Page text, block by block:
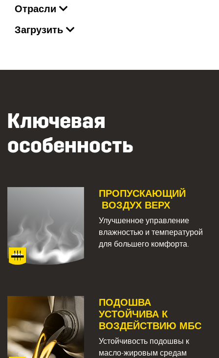
Отрасли
Загрузить
Ключевая
особенность
ПРОПУСКАЮЩИЙ
ВОЗДУХ ВЕРХ
Улучшенное управление
влажностью и температурой
для большего комфорта.
ПОДОШВА
УСТОЙЧИВА К
ВОЗДЕЙСТВИЮ МБС
Устойчивость подошвы к
масло-жировым средам